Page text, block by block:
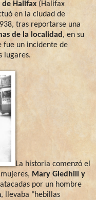
de Halifax (Halifax
en la ciudad de
tras reportarse una
de la localidad , en su
fue un incidente de
lugares.
La historia comenzó el
Mary Gledhill y
por un hombre
llevaba "hebillas